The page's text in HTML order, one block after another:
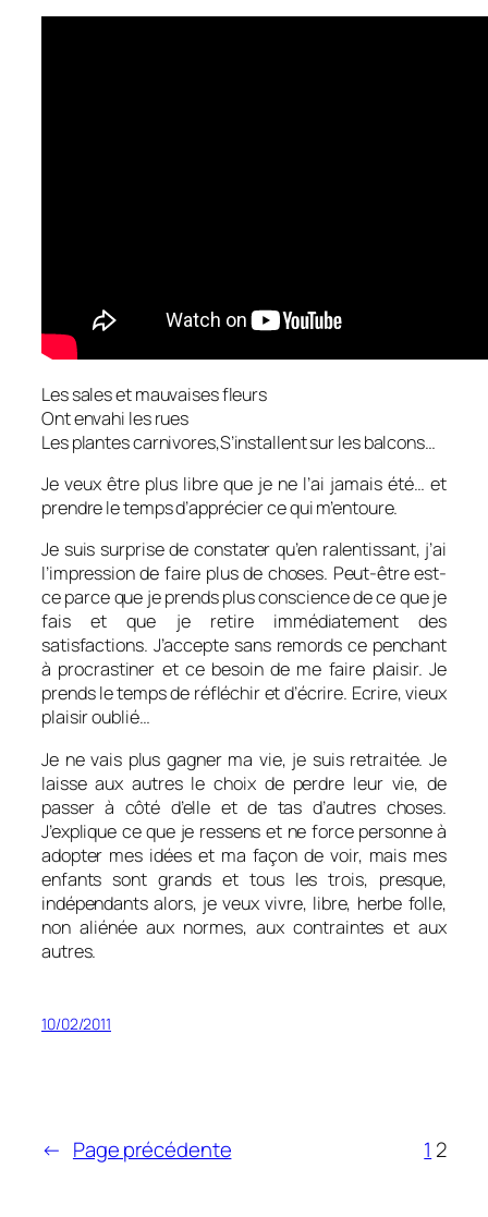
Les sales et mauvaises fleurs
Ont envahi les rues
Les plantes carnivores,S’installent sur les balcons…
Je veux être plus libre que je ne l’ai jamais été… et
prendre le temps d’apprécier ce qui m’entoure.
Je suis surprise de constater qu’en ralentissant, j’ai
l’impression de faire plus de choses. Peut-être est-
ce parce que je prends plus conscience de ce que je
fais et que je retire immédiatement des
satisfactions. J’accepte sans remords ce penchant
à procrastiner et ce besoin de me faire plaisir. Je
prends le temps de réfléchir et d’écrire. Ecrire, vieux
plaisir oublié…
Je ne vais plus gagner ma vie, je suis retraitée. Je
laisse aux autres le choix de perdre leur vie, de
passer à côté d’elle et de tas d’autres choses.
J’explique ce que je ressens et ne force personne à
adopter mes idées et ma façon de voir, mais mes
enfants sont grands et tous les trois, presque,
indépendants alors, je veux vivre, libre, herbe folle,
non aliénée aux normes, aux contraintes et aux
autres.
10/02/2011
← Page précédente 1 2